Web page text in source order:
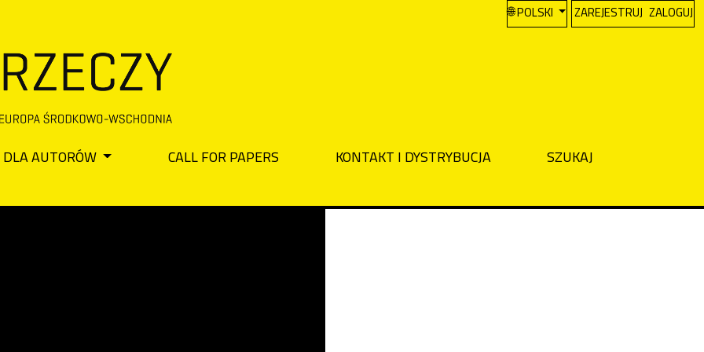
CHANGE THE LANGUAGE. THE
POLSKI ZAREJESTRUJ ZALOGUJ
DLA AUTORÓW CALL FOR PAPERS KONTAKT I DYSTRYBUCJA
SZUKAJ